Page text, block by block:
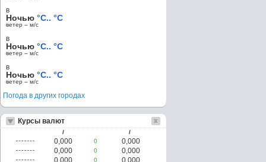
в
Ночью °C.. °C
ветер – м/c
в
Ночью °C.. °C
ветер – м/c
в
Ночью °C.. °C
ветер – м/c
Погода в других городах
Курсы валют
/ /
0,000 0
0,000
0,000
0
0,000
0,000
0
0,000